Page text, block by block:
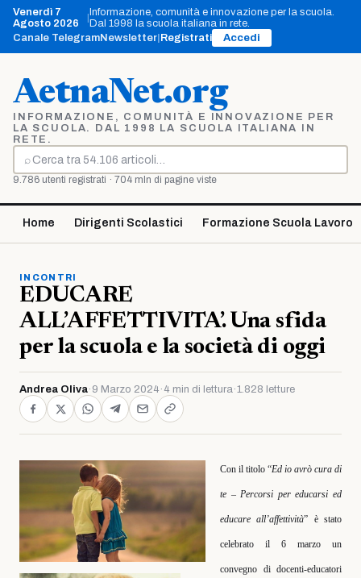
Vai
contenuto
Venerdì 7
Agosto 2026
Informazione, comunità e innovazione per la scuola.
Dal 1998 la scuola italiana in rete.
Canale TelegramNewsletter Registrati Accedi
AetnaNet.org
INFORMAZIONE, COMUNITÀ E INNOVAZIONE PER
LA SCUOLA. DAL 1998 LA SCUOLA ITALIANA IN
RETE.
⌕
Cerca
9.786 utenti registrati · 704 mln di pagine viste
Home Dirigenti Scolastici Formazione Scuola Lavoro
INCONTRI
EDUCARE
ALL’AFFETTIVITA’. Una sfida
per la scuola e la società di oggi
Andrea Oliva· 9 Marzo 2024 · 4 min di lettura·1.828 letture
Con il titolo “Ed io avrò cura di
te – Percorsi per educarsi ed
educare all’affettività” è stato
celebrato il 6 marzo un
convegno di docenti-educatori